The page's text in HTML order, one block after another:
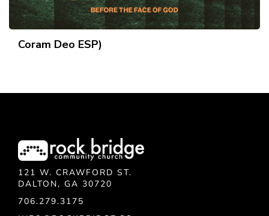
Coram Deo ESP)
121 W. CRAWFORD ST.
DALTON, GA 30720
706.279.3175